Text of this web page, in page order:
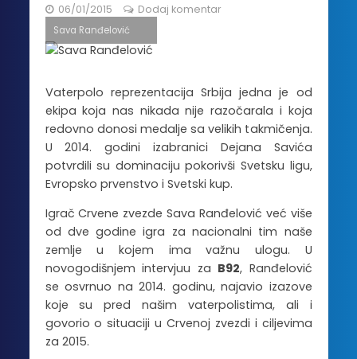
06/01/2015 Dodaj komentar
Sava Ranđelović
Vaterpolo reprezentacija Srbija jedna je od
ekipa koja nas nikada nije razočarala i koja
redovno donosi medalje sa velikih takmičenja.
U 2014. godini izabranici Dejana Savića
potvrdili su dominaciju pokorivši Svetsku ligu,
Evropsko prvenstvo i Svetski kup.
Igrač Crvene zvezde Sava Ranđelović već više
od dve godine igra za nacionalni tim naše
zemlje u kojem ima važnu ulogu. U
novogodišnjem intervjuu za B92, Ranđelović
se osvrnuo na 2014. godinu, najavio izazove
koje su pred našim vaterpolistima, ali i
govorio o situaciji u Crvenoj zvezdi i ciljevima
za 2015.